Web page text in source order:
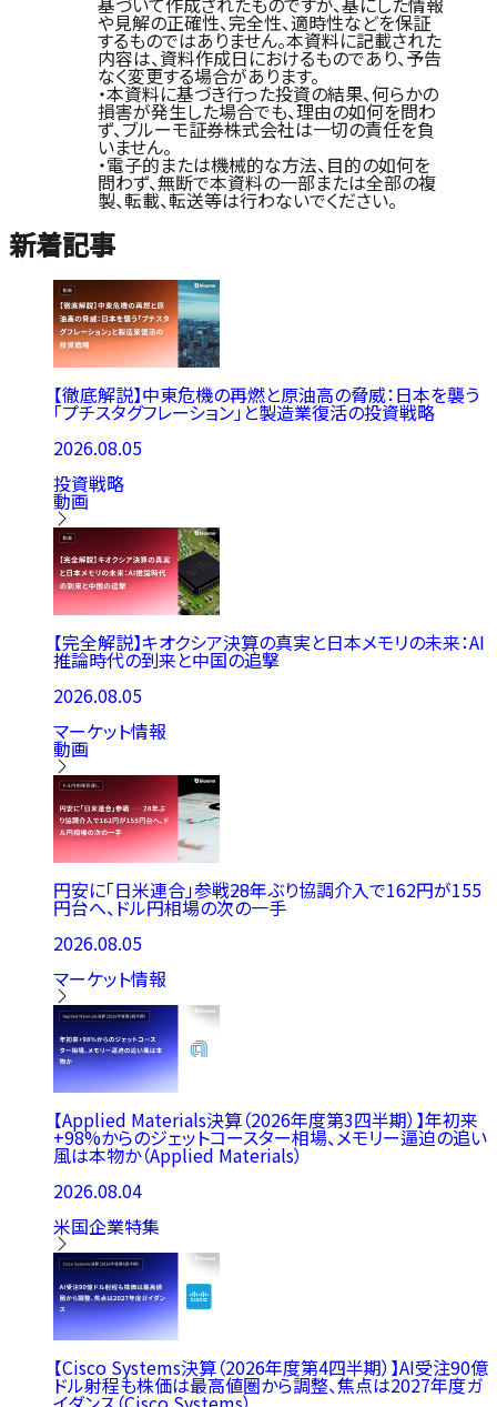
や見解の正確性、完全性、適時性などを保証
するものではありません。本資料に記載された
内容は、資料作成日におけるものであり、予告
なく変更する場合があります。
・本資料に基づき行った投資の結果、何らかの
損害が発生した場合でも、理由の如何を問わ
ず、ブルーモ証券株式会社は一切の責任を負
いません。
・電子的または機械的な方法、目的の如何を
問わず、無断で本資料の一部または全部の複
製、転載、転送等は行わないでください。
新着記事
【徹底解説】中東危機の再燃と原油高の脅威：日本を襲う
「プチスタグフレーション」と製造業復活の投資戦略
2026.08.05
投資戦略
動画
【完全解説】キオクシア決算の真実と日本メモリの未来：AI
推論時代の到来と中国の追撃
2026.08.05
マーケット情報
動画
円安に「日米連合」参戦――28年ぶり協調介入で162円が155
円台へ、ドル円相場の次の一手
2026.08.05
マーケット情報
【Applied Materials決算（2026年度第3四半期）】年初来
+98%からのジェットコースター相場、メモリー逼迫の追い
風は本物か（Applied Materials）
2026.08.04
米国企業特集
【Cisco Systems決算（2026年度第4四半期）】AI受注90億
ドル射程も株価は最高値圏から調整、焦点は2027年度ガ